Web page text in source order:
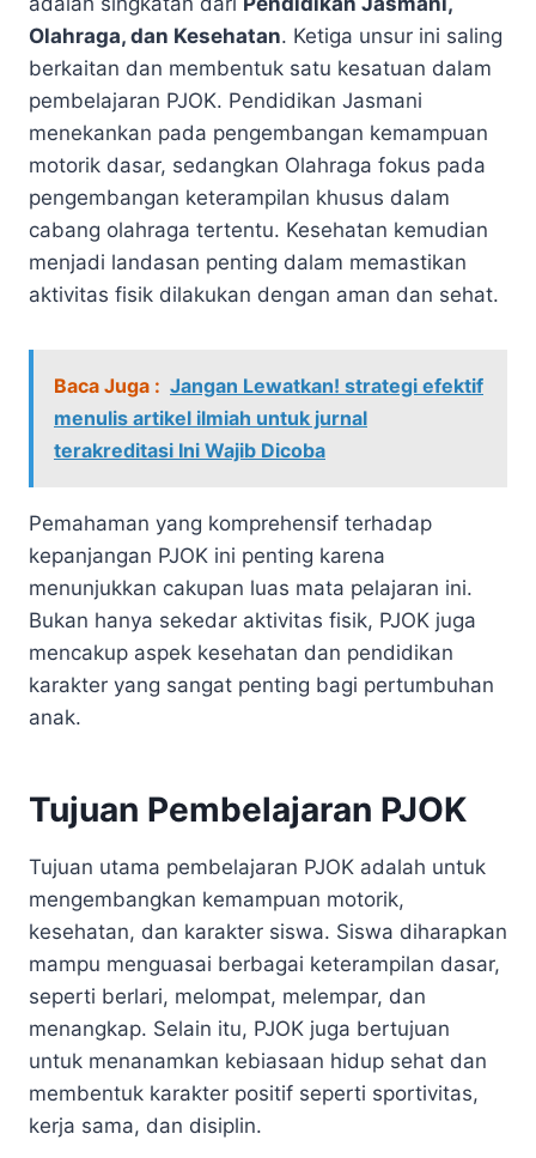
Olahraga, dan Kesehatan. Ketiga unsur ini saling
berkaitan dan membentuk satu kesatuan dalam
pembelajaran PJOK. Pendidikan Jasmani
menekankan pada pengembangan kemampuan
motorik dasar, sedangkan Olahraga fokus pada
pengembangan keterampilan khusus dalam
cabang olahraga tertentu. Kesehatan kemudian
menjadi landasan penting dalam memastikan
aktivitas fisik dilakukan dengan aman dan sehat.
Baca Juga : Jangan Lewatkan! strategi efektif
menulis artikel ilmiah untuk jurnal
terakreditasi Ini Wajib Dicoba
Pemahaman yang komprehensif terhadap
kepanjangan PJOK ini penting karena
menunjukkan cakupan luas mata pelajaran ini.
Bukan hanya sekedar aktivitas fisik, PJOK juga
mencakup aspek kesehatan dan pendidikan
karakter yang sangat penting bagi pertumbuhan
anak.
Tujuan Pembelajaran PJOK
Tujuan utama pembelajaran PJOK adalah untuk
mengembangkan kemampuan motorik,
kesehatan, dan karakter siswa. Siswa diharapkan
mampu menguasai berbagai keterampilan dasar,
seperti berlari, melompat, melempar, dan
menangkap. Selain itu, PJOK juga bertujuan
untuk menanamkan kebiasaan hidup sehat dan
membentuk karakter positif seperti sportivitas,
kerja sama, dan disiplin.